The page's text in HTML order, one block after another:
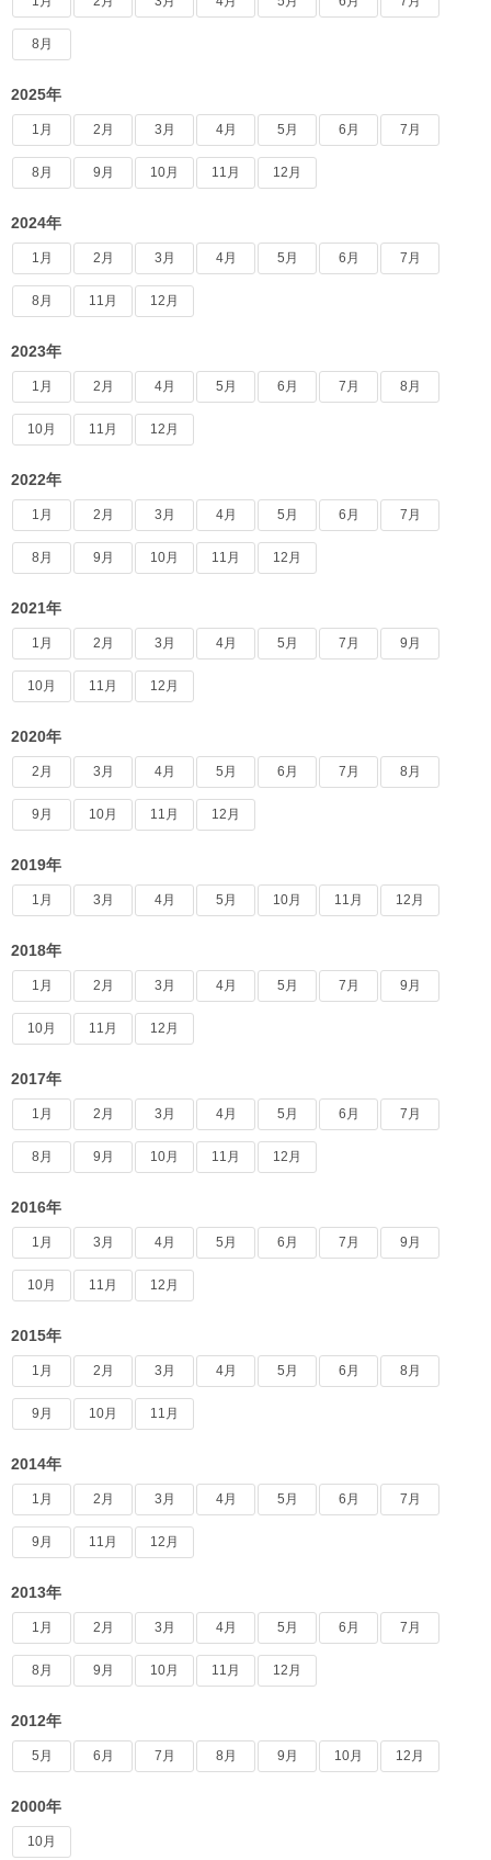
8月
2025年
1月 2月 3月 4月 5月 6月 7月
8月 9月 10月 11月 12月
2024年
1月 2月 3月 4月 5月 6月 7月
8月 11月 12月
2023年
1月 2月 4月 5月 6月 7月 8月
10月 11月 12月
2022年
1月 2月 3月 4月 5月 6月 7月
8月 9月 10月 11月 12月
2021年
1月 2月 3月 4月 5月 7月 9月
10月 11月 12月
2020年
2月 3月 4月 5月 6月 7月 8月
9月 10月 11月 12月
2019年
1月 3月 4月 5月 10月 11月 12月
2018年
1月 2月 3月 4月 5月 7月 9月
10月 11月 12月
2017年
1月 2月 3月 4月 5月 6月 7月
8月 9月 10月 11月 12月
2016年
1月 3月 4月 5月 6月 7月 9月
10月 11月 12月
2015年
1月 2月 3月 4月 5月 6月 8月
9月 10月 11月
2014年
1月 2月 3月 4月 5月 6月 7月
9月 11月 12月
2013年
1月 2月 3月 4月 5月 6月 7月
8月 9月 10月 11月 12月
2012年
5月 6月 7月 8月 9月 10月 12月
2000年
10月